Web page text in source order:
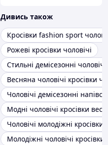
Дивись також
Кросівки fashion sport
Рожеві кросівки чоловічі
Стильні демісезонні чоловічі
Весняна чоловічі кросівки
Чоловічі демісезонні
Модні чоловічі кросівки
Чоловічі молодіжні кросівки
Молодіжні чоловічі кросівки